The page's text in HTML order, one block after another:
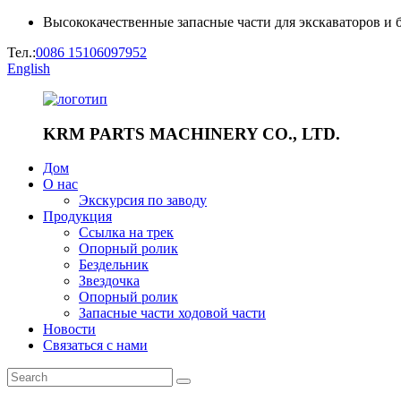
Высококачественные запасные части для экскаваторов и
Тел.:0086 15106097952
English
KRM PARTS MACHINERY CO., LTD.
Дом
О нас
Экскурсия по заводу
Продукция
Ссылка на трек
Опорный ролик
Бездельник
Звездочка
Опорный ролик
Запасные части ходовой части
Новости
Связаться с нами